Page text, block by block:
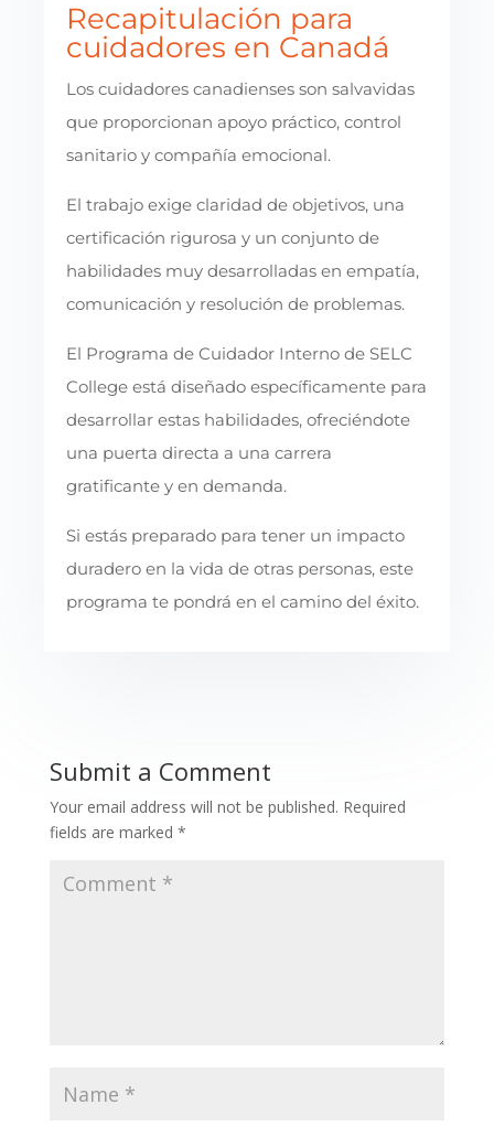
Recapitulación para
cuidadores en Canadá
Los cuidadores canadienses son salvavidas
que proporcionan apoyo práctico, control
sanitario y compañía emocional.
El trabajo exige claridad de objetivos, una
certificación rigurosa y un conjunto de
habilidades muy desarrolladas en empatía,
comunicación y resolución de problemas.
El Programa de Cuidador Interno de SELC
College está diseñado específicamente para
desarrollar estas habilidades, ofreciéndote
una puerta directa a una carrera
gratificante y en demanda.
Si estás preparado para tener un impacto
duradero en la vida de otras personas, este
programa te pondrá en el camino del éxito.
Submit a Comment
Your email address will not be published. Required
fields are marked *